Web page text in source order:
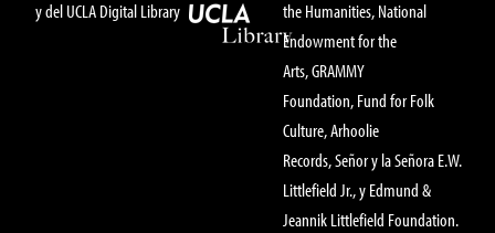
y del UCLA Digital Library
the Humanities, National
Endowment for the
Arts, GRAMMY
Foundation, Fund for Folk
Culture, Arhoolie
Records, Señor y la Señora E.W.
Littlefield Jr., y Edmund &
Jeannik Littlefield Foundation.